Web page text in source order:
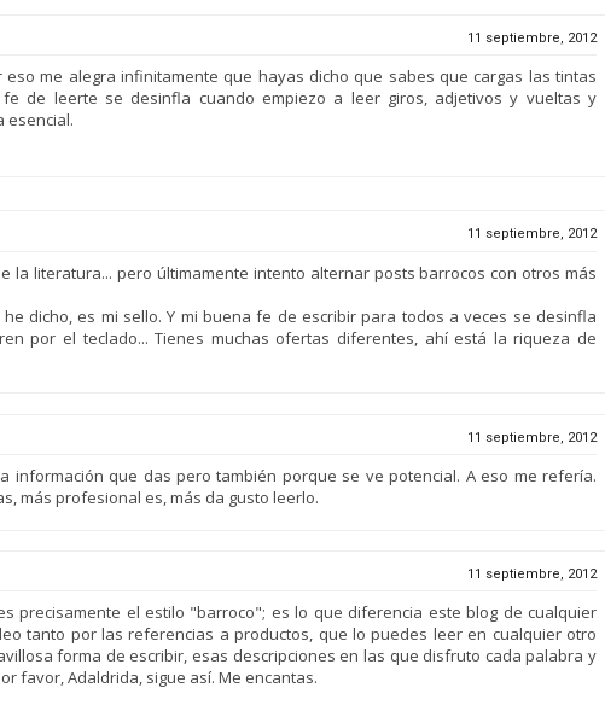
11 septiembre, 2012
me alegra infinitamente que hayas dicho que sabes que cargas las tintas
fe de leerte se desinfla cuando empiezo a leer giros, adjetivos y vueltas y
esencial.
11 septiembre, 2012
la literatura... pero últimamente intento alternar posts barrocos con otros más
dicho, es mi sello. Y mi buena fe de escribir para todos a veces se desinfla
por el teclado... Tienes muchas ofertas diferentes, ahí está la riqueza de
11 septiembre, 2012
información que das pero también porque se ve potencial. A eso me refería.
más profesional es, más da gusto leerlo.
11 septiembre, 2012
precisamente el estilo "barroco"; es lo que diferencia este blog de cualquier
tanto por las referencias a productos, que lo puedes leer en cualquier otro
forma de escribir, esas descripciones en las que disfruto cada palabra y
favor, Adaldrida, sigue así. Me encantas.